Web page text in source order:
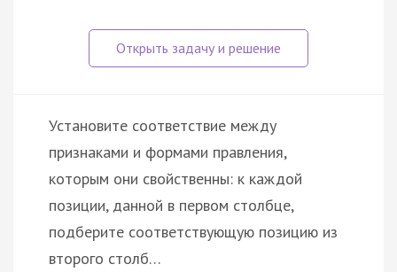
Установите соответствие между
признаками и формами правления,
которым они свойственны: к каждой
позиции, данной в первом столбце,
подберите соответствующую позицию из
второго столб…